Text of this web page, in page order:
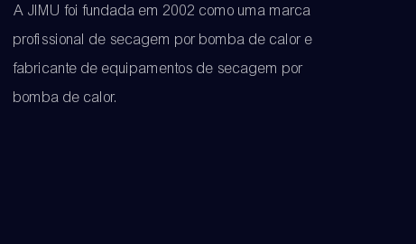
A JIMU foi fundada em 2002 como uma marca
profissional de secagem por bomba de calor e
fabricante de equipamentos de secagem por
bomba de calor.